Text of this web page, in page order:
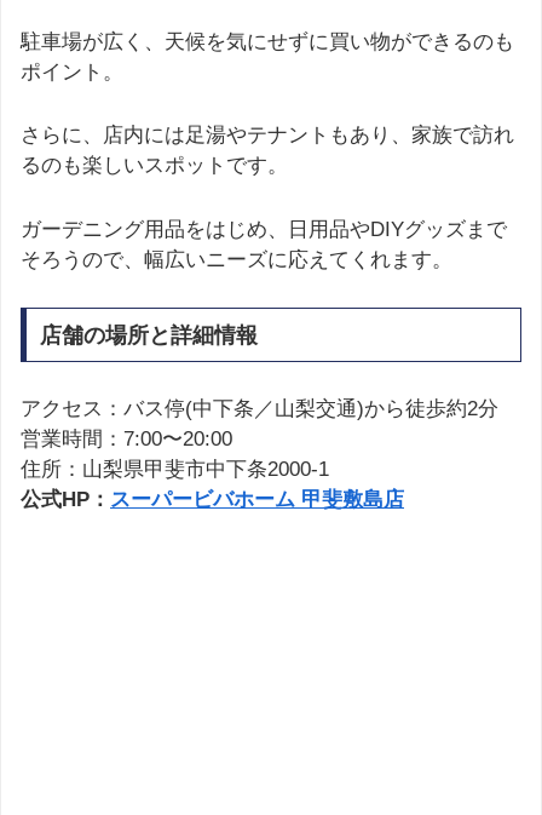
駐車場が広く、天候を気にせずに買い物ができるのも
ポイント。
さらに、店内には足湯やテナントもあり、家族で訪れ
るのも楽しいスポットです。
ガーデニング用品をはじめ、日用品やDIYグッズまで
そろうので、幅広いニーズに応えてくれます。
店舗の場所と詳細情報
アクセス：バス停(中下条／山梨交通)から徒歩約2分
営業時間：7:00〜20:00
住所：山梨県甲斐市中下条2000-1
公式HP： スーパービバホーム 甲斐敷島店